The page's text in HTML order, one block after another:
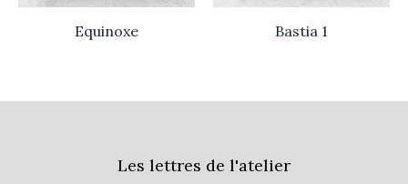
Equinoxe Bastia 1
Les lettres de l'atelier